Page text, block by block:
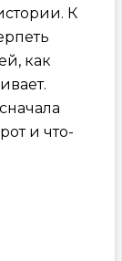
К
как
и что-